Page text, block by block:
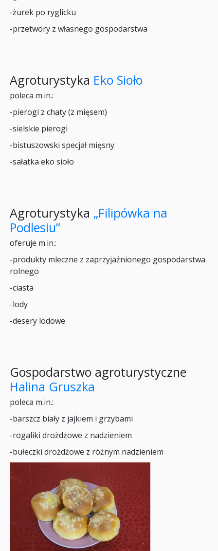
-żurek po ryglicku
-przetwory z własnego gospodarstwa
Agroturystyka Eko Sioło
poleca m.in.:
-pierogi z chaty (z mięsem)
-sielskie pierogi
-bistuszowski specjał mięsny
-sałatka eko sioło
Agroturystyka „Filipówka na
Podlesiu”
oferuje m.in.:
-produkty mleczne z zaprzyjaźnionego gospodarstwa
rolnego
-ciasta
-lody
-desery lodowe
Gospodarstwo agroturystyczne
Halina Gruszka
poleca m.in.:
-barszcz biały z jajkiem i grzybami
-rogaliki drożdżowe z nadzieniem
-bułeczki drożdżowe z różnym nadzieniem